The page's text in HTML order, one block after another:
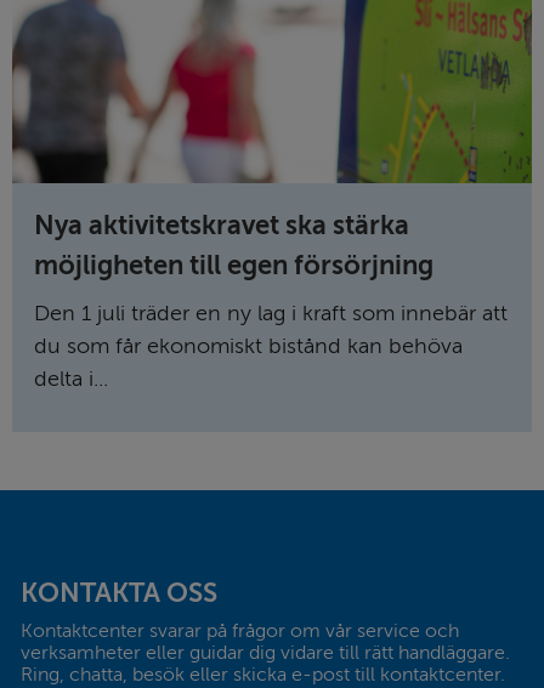
Nya aktivitetskravet ska stärka
möjligheten till egen försörjning
Den 1 juli träder en ny lag i kraft som innebär att
du som får ekonomiskt bistånd kan behöva
delta i...
KONTAKTA OSS
Kontaktcenter svarar på frågor om vår service och
verksamheter eller guidar dig vidare till rätt handläggare.
Ring, chatta, besök eller skicka e-post till kontaktcenter.